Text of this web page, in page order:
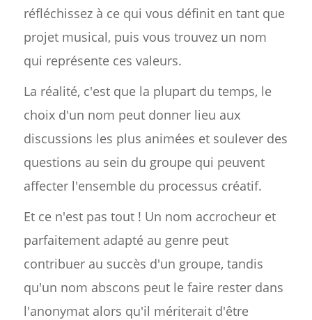
réfléchissez à ce qui vous définit en tant que
projet musical, puis vous trouvez un nom
qui représente ces valeurs.
La réalité, c'est que la plupart du temps, le
choix d'un nom peut donner lieu aux
discussions les plus animées et soulever des
questions au sein du groupe qui peuvent
affecter l'ensemble du processus créatif.
Et ce n'est pas tout ! Un nom accrocheur et
parfaitement adapté au genre peut
contribuer au succès d'un groupe, tandis
qu'un nom abscons peut le faire rester dans
l'anonymat alors qu'il mériterait d'être